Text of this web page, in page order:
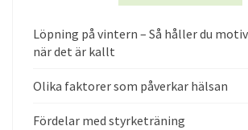
Löpning på vintern – Så håller du
när det är kallt
Olika faktorer som påverkar hälsan
Fördelar med styrketräning